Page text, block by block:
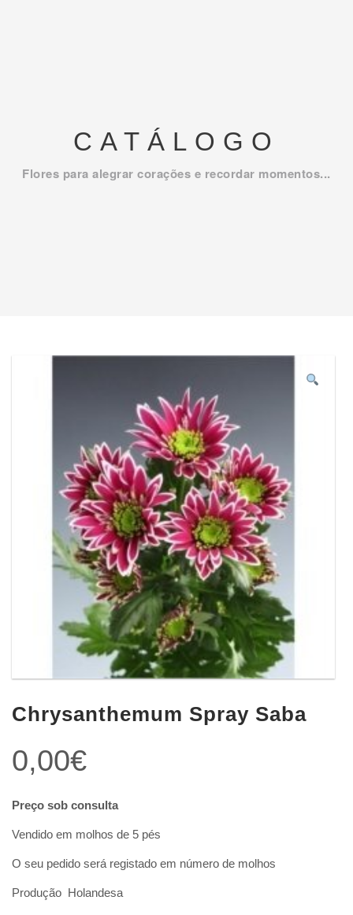
CATÁLOGO
Flores para alegrar corações e recordar momentos...
Chrysanthemum Spray Saba
0,00€
Preço sob consulta
Vendido em molhos de 5 pés
O seu pedido será registado em número de molhos
Produção Holandesa